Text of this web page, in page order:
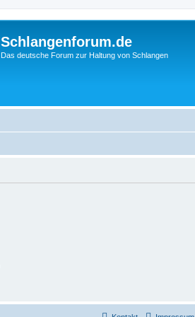
Schlangenforum.de
Das deutsche Forum zur Haltung von Schlangen